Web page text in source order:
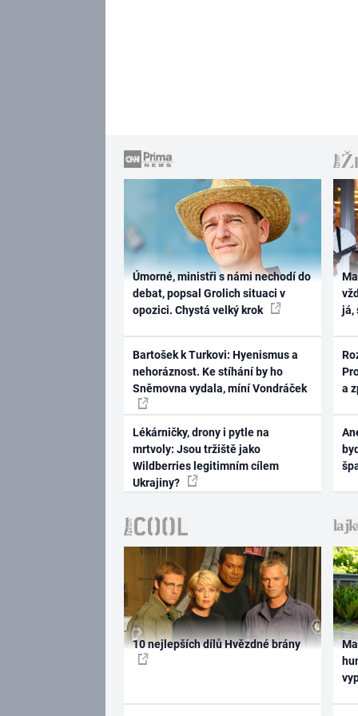
Úmorné, ministři s námi nechodí do
debat, popsal Grolich situaci v
opozici. Chystá velký krok
Bartošek k Turkovi: Hyenismus a
nehoráznost. Ke stíhání by ho
Sněmovna vydala, míní Vondráček
Lékárničky, drony i pytle na
mrtvoly: Jsou tržiště jako
Wildberries legitimním cílem
Ukrajiny?
já,
a
10 nejlepších dílů Hvězdné brány